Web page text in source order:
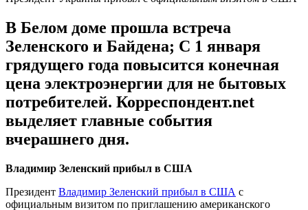
В Белом доме прошла встреча
Зеленского и Байдена; С 1 января
грядущего года повысится конечная
цена электроэнергии для не бытовых
потребителей. Корреспондент.net
выделяет главные события
вчерашнего дня.
Владимир Зеленский прибыл в США
Президент Владимир Зеленский прибыл в США с
официальным визитом по приглашению американского